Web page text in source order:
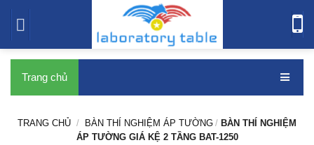
bàn thí nghiệm
Trang chủ
TRANG CHỦ / BÀN THÍ NGHIỆM ÁP TƯỜNG / BÀN THÍ NGHIỆM
ÁP TƯỜNG GIÁ KỆ 2 TẦNG BAT-1250